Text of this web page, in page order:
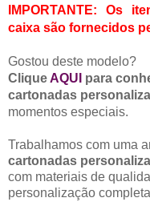
IMPORTANTE: Os
caixa são fornecidos
Gostou deste modelo?
CliqueAQUI para
cartonadas
momentos especiais.
Trabalhamos com uma
cartonadas
com materiais de
personalização